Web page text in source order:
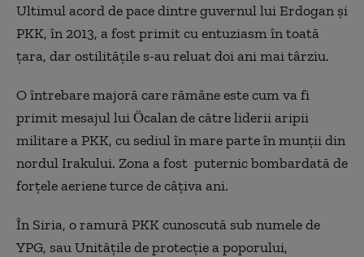
Ultimul acord de pace dintre guvernul lui Erdogan și
PKK, în 2013, a fost primit cu entuziasm în toată
țara, dar ostilitățile s-aureluat doi ani mai târziu.
O întrebare majoră care rămâne este cum va fi
primit mesajul lui Öcalan de către liderii aripii
militare a PKK, cu sediul în mare parte în munții din
nordul Irakului. Zona a fost puternic bombardată de
forțele aeriene turce de câțiva ani.
În Siria, o ramură PKK cunoscută sub numele de
YPG, sau Unitățile de protecție a poporului,